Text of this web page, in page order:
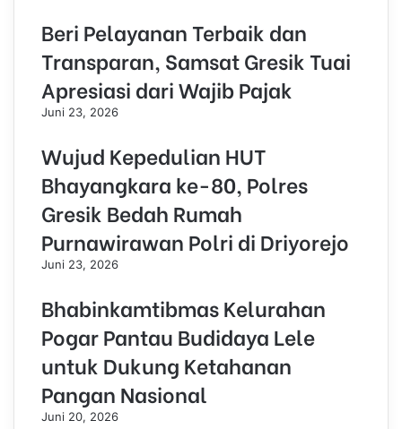
Beri Pelayanan Terbaik dan
Transparan, Samsat Gresik Tuai
Apresiasi dari Wajib Pajak
Juni 23, 2026
Wujud Kepedulian HUT
Bhayangkara ke-80, Polres
Gresik Bedah Rumah
Purnawirawan Polri di Driyorejo
Juni 23, 2026
Bhabinkamtibmas Kelurahan
Pogar Pantau Budidaya Lele
untuk Dukung Ketahanan
Pangan Nasional
Juni 20, 2026